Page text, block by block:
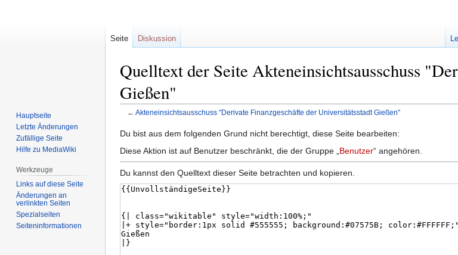
Quelltext der Seite Akteneinsichtsausschuss
Gießen"
← Akteneinsichtsausschuss "Derivate Finanzgeschäfte der Universitätsstadt Gießen"
Zur
Navigation
Zur
Suche
Du bist aus dem folgenden Grund nicht berechtigt, diese Seite bearbeiten:
Diese Aktion ist auf Benutzer beschränkt, die der Gruppe „ Benutzer“ angehören.
Du kannst den Quelltext dieser Seite betrachten und kopieren.
Seite Diskussion
Hauptseite
Letzte Änderungen
Zufällige Seite
Hilfe zu MediaWiki
Werkzeuge
Links auf diese Seite
Änderungen an
verlinkten Seiten
Spezialseiten
Seiten­informationen